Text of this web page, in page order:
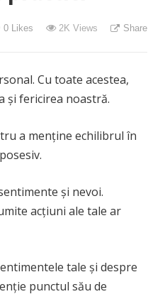
0 Likes 2K Views Share
Cu toate acestea,
și fericirea noastră.
a menține echilibrul în
și nevoi.
acțiuni ale tale ar
tale și despre
punctul său de